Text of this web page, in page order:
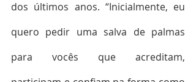
dos últimos anos. “Inicialmente, eu
quero pedir uma salva de palmas
para vocês que acreditam,